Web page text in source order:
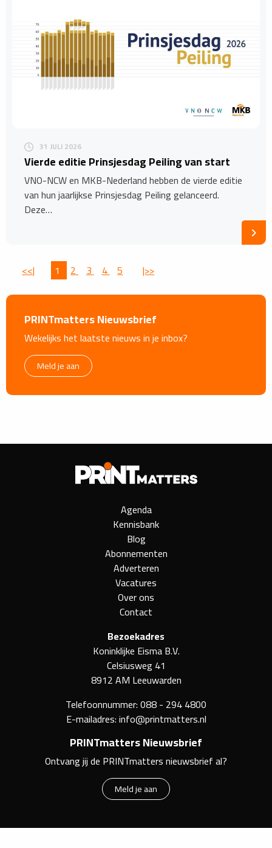
31 JULI 2026
Vierde editie Prinsjesdag Peiling van start
VNO-NCW en MKB-Nederland hebben de vierde editie
van hun jaarlijkse Prinsjesdag Peiling gelanceerd.
Deze…
<<| 1 2 3 4 5 |>>
PRINTmatters Nieuwsbrief
Wekelijks het laatste nieuws in je inbox?
Meld je aan
Agenda
Kennisbank
Blog
Abonnementen
Adverteren
Vacatures
Over ons
Contact
Bezoekadres
Koninklijke Eisma B.V.
Celsiusweg 41
8912 AM Leeuwarden
Telefoonnummer:088 - 294 4800
E-mailadres:info@printmatters.nl
PRINTmatters Nieuwsbrief
Ontvang jij de PRINTmatters nieuwsbrief al?
Meld je aan